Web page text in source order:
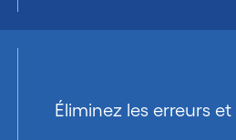
Éliminez les erreurs